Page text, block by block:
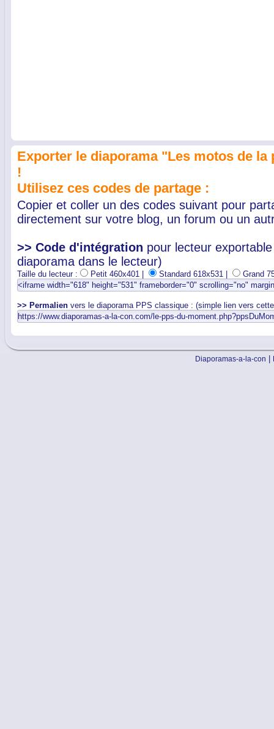
Exporter le diaporama "Les motos de la
!
Utilisez ces codes de partage :
Copier et coller un des codes suivant pour
directement sur votre blog, un forum ou un
>> Code d'intégration pour lecteur
diaporama dans le lecteur)
Taille du lecteur : Petit 460x401 | Standard 618x531 | Grand
>> Permalien vers le diaporama PPS classique : (simple lien vers
Diaporamas-a-la-con